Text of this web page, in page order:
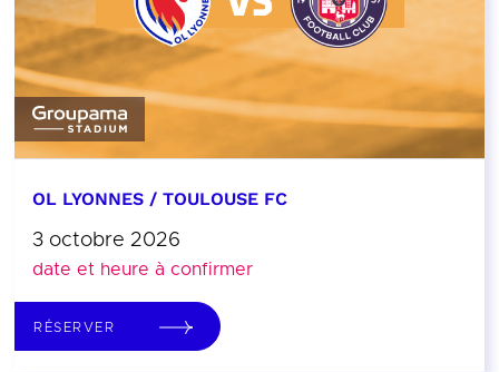
OL LYONNES / TOULOUSE FC
3 octobre 2026
date et heure à confirmer
RÉSERVER